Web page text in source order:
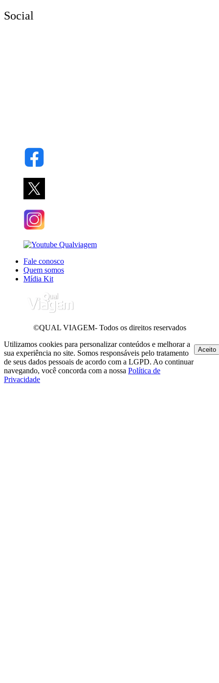
Social
Fale conosco
Quem somos
Mídia Kit
©QUAL VIAGEM- Todos os direitos reservados
Utilizamos cookies para personalizar conteúdos e melhorar a
sua experiência no site. Somos responsáveis pelo tratamento
de seus dados pessoais de acordo com a LGPD. Ao continuar
navegando, você concorda com a nossa Política de
Privacidade
Aceito